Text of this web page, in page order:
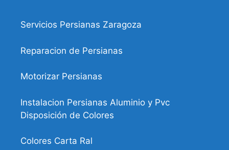
Servicios Persianas Zaragoza
Reparacion de Persianas
Motorizar Persianas
Instalacion Persianas Aluminio y Pvc
Disposición de Colores
Colores Carta Ral